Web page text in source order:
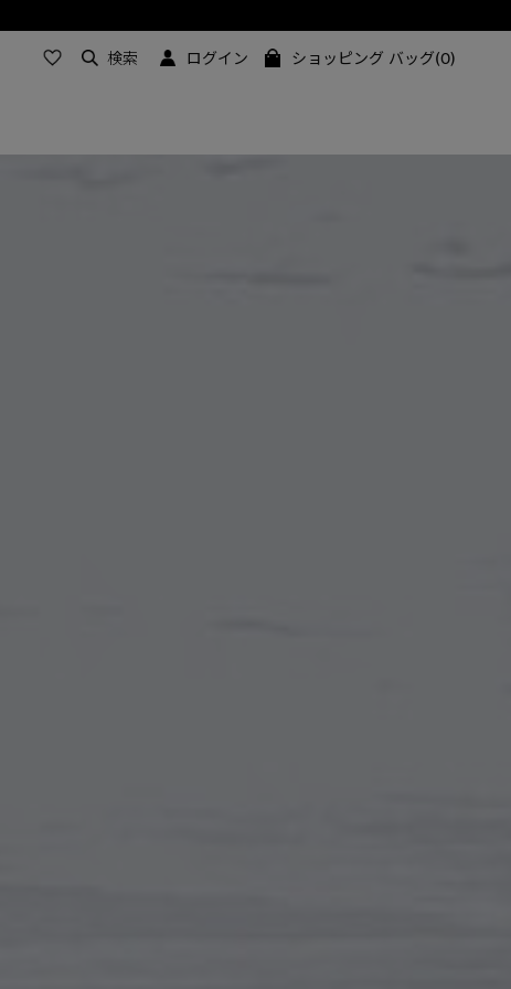
検索 ログイン ショッピング バッグ(0)